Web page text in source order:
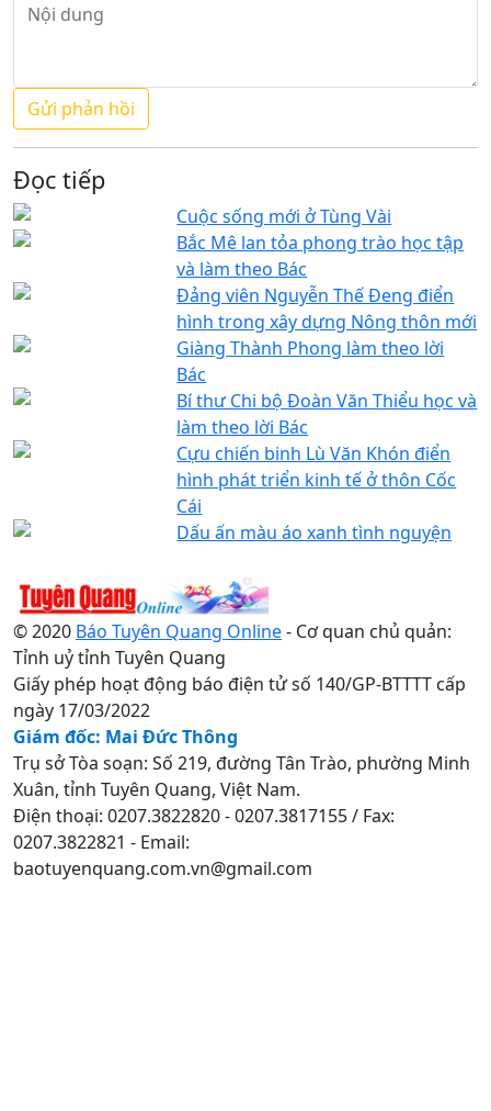
Đọc tiếp
Cuộc sống mới ở Tùng Vài
Bắc Mê lan tỏa phong trào học tập
và làm theo Bác
Đảng viên Nguyễn Thế Đeng điển
hình trong xây dựng Nông thôn mới
Giàng Thành Phong làm theo lời
Bác
Bí thư Chi bộ Đoàn Văn Thiểu học và
làm theo lời Bác
Cựu chiến binh Lù Văn Khón điển
hình phát triển kinh tế ở thôn Cốc
Cái
Dấu ấn màu áo xanh tình nguyện
© 2020 Báo Tuyên Quang Online- Cơ quan chủ quản:
Tỉnh uỷ tỉnh Tuyên Quang
Giấy phép hoạt động báo điện tử số 140/GP-BTTTT cấp
ngày 17/03/2022
Giám đốc: Mai Đức Thông
Trụ sở Tòa soạn: Số 219, đường Tân Trào, phường Minh
Xuân, tỉnh Tuyên Quang, Việt Nam.
Điện thoại: 0207.3822820 - 0207.3817155 / Fax:
0207.3822821 - Email:
baotuyenquang.com.vn@gmail.com